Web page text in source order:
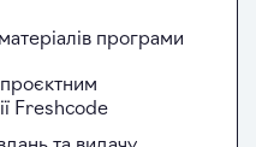
програми
проєктним
Freshcode